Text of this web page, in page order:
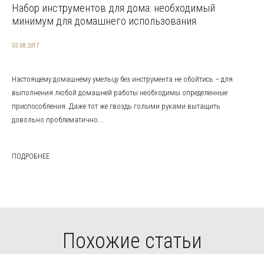
Набор инструментов для дома: необходимый
минимум для домашнего использования
03.08.2017
Настоящему домашнему умельцу без инструмента не обойтись – для
выполнения любой домашней работы необходимы определенные
приспособления. Даже тот же гвоздь голыми руками вытащить
довольно проблематично...
ПОДРОБНЕЕ
Похожие статьи